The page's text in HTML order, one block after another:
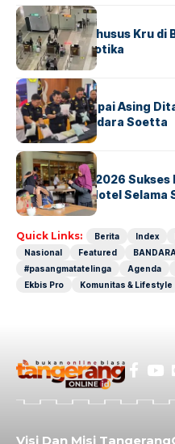
BANDARABERITA
Ketika Jalur Khusus Kru di
Sindikat Narkotika
BANDARA BERITA
Kopilot Maskapai Asing
Ekstasi di Bandara Soetta
BERITAINDEX
GM For A Day 2026
Operasional Hotel Selama
Quick Links: Berita Index
Nasional
Featured
#pasangmatatelinga
Agenda
Ekbis Pro
Komunitas & Lifestyle
Visi Dan Misi